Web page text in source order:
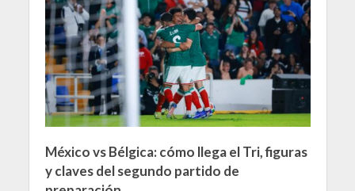
México vs Bélgica: cómo llega el Tri, figuras
y claves del segundo partido de